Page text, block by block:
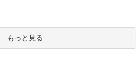
もっと見る